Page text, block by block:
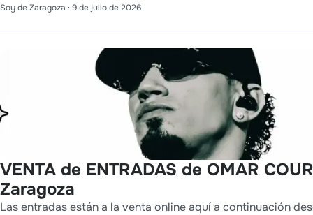
Soy de Zaragoza · 9 de julio de 2026
VENTA de ENTRADAS de OMAR
Zaragoza
Las entradas están a la venta online aquí a continuación